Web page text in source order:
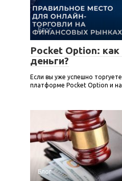
Блог
Pocket Option: как
деньги?
Если вы уже успешно
платформе Pocket Option и
Блог